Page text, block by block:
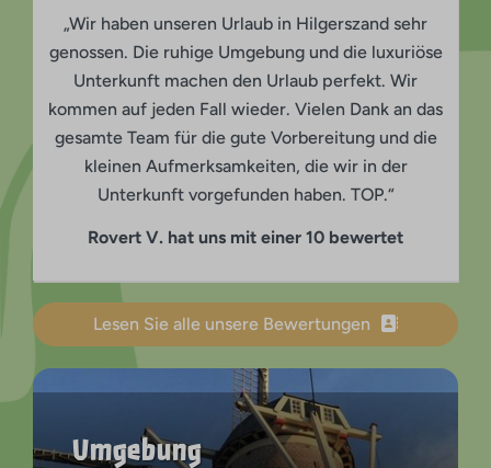
„Wir haben unseren Urlaub in Hilgerszand sehr
genossen. Die ruhige Umgebung und die luxuriöse
Unterkunft machen den Urlaub perfekt. Wir
kommen auf jeden Fall wieder. Vielen Dank an das
gesamte Team für die gute Vorbereitung und die
kleinen Aufmerksamkeiten, die wir in der
Unterkunft vorgefunden haben. TOP.“
Rovert V. hat uns mit einer 10 bewertet
Lesen Sie alle unsere Bewertungen
Umgebung